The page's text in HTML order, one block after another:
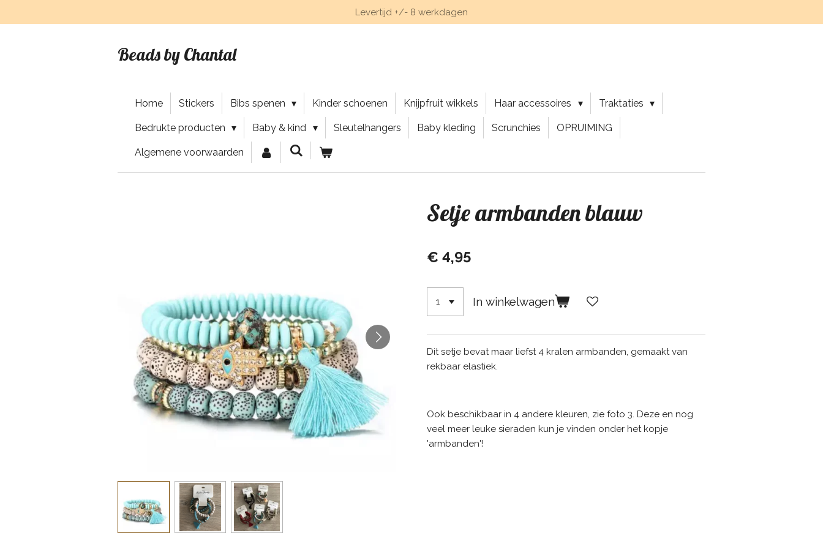
direct
Levertijd +/- 8 werkdagen
Beads by Chantal
Home Stickers Bibs spenen Kinder schoenen Knijpfruit wikkels Haar accessoires Traktaties
Bedrukte producten Baby & kind Sleutelhangers Baby kleding Scrunchies OPRUIMING
Algemene voorwaarden
Setje armbanden blauw
€ 4,95
In winkelwagen
Dit setje bevat maar liefst 4 kralen armbanden, gemaakt van
rekbaar elastiek.
Ook beschikbaar in 4 andere kleuren, zie foto 3. Deze en nog
veel meer leuke sieraden kun je vinden onder het kopje
'armbanden'!